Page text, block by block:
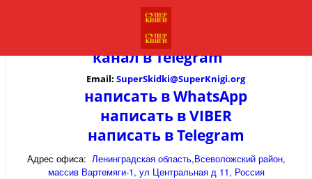
канал вTelegram
Email: SuperSkidki@SuperKnigi.org
написать в WhatsApp
написать в VIBER
написать в Telegram
Адрес офиса: Ленинградская область,Всеволожский район,
массив Вартемяги-1, ул Центральная д 11, Россия